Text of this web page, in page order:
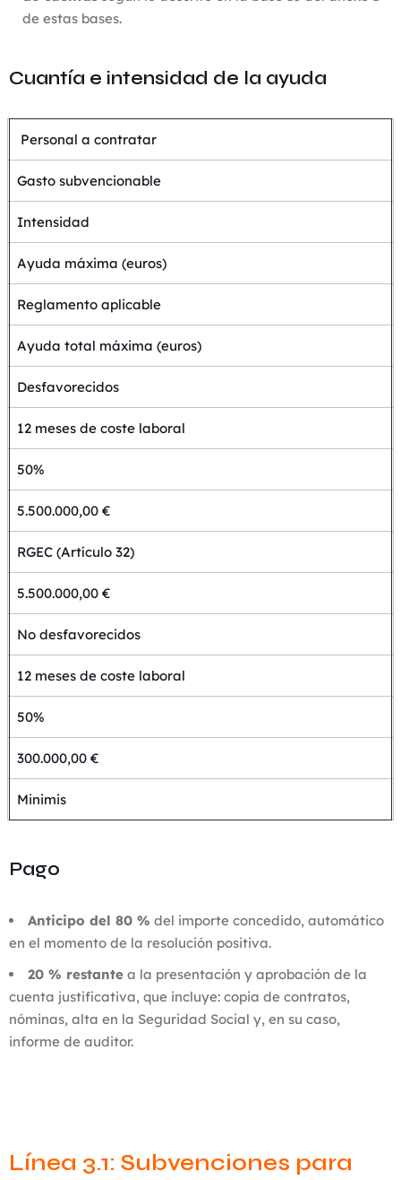
de estas bases.
Cuantía e intensidad de la ayuda
Personal a contratar
Gasto subvencionable
Intensidad
Ayuda máxima (euros)
Reglamento aplicable
Ayuda total máxima (euros)
Desfavorecidos
12 meses de coste laboral
50%
5.500.000,00 €
RGEC (Artículo 32)
5.500.000,00 €
No desfavorecidos
12 meses de coste laboral
50%
300.000,00 €
Minimis
Pago
Anticipo del 80 % del importe concedido, automático
en el momento de la resolución positiva.
20 % restante a la presentación y aprobación de la
cuenta justificativa, que incluye: copia de contratos,
nóminas, alta en la Seguridad Social y, en su caso,
informe de auditor.
Línea 3.1: Subvenciones para